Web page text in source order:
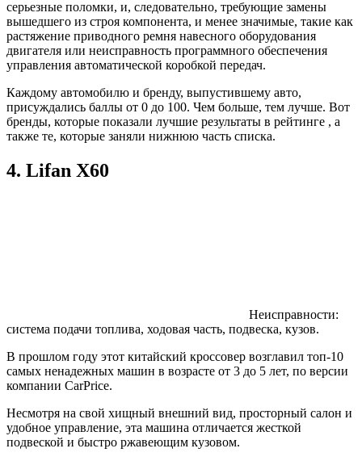
серьезные поломки, и, следовательно, требующие замены
вышедшего из строя компонента, и менее значимые, такие как
растяжение приводного ремня навесного оборудования
двигателя или неисправность программного обеспечения
управления автоматической коробкой передач.
Каждому автомобилю и бренду, выпустившему авто,
присуждались баллы от 0 до 100. Чем больше, тем лучше. Вот
бренды, которые показали лучшие результаты в рейтинге , а
также те, которые заняли нижнюю часть списка.
4. Lifan X60
Неисправности:
система подачи топлива, ходовая часть, подвеска, кузов.
В прошлом году этот китайский кроссовер возглавил топ-10
самых ненадежных машин в возрасте от 3 до 5 лет, по версии
компании CarPrice.
Несмотря на свой хищный внешний вид, просторный салон и
удобное управление, эта машина отличается жесткой
подвеской и быстро ржавеющим кузовом.